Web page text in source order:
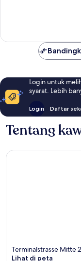
Login untuk
syarat. Lebih
Login Daftar
Tentang
Terminalstrasse Mitte
Lihat di peta